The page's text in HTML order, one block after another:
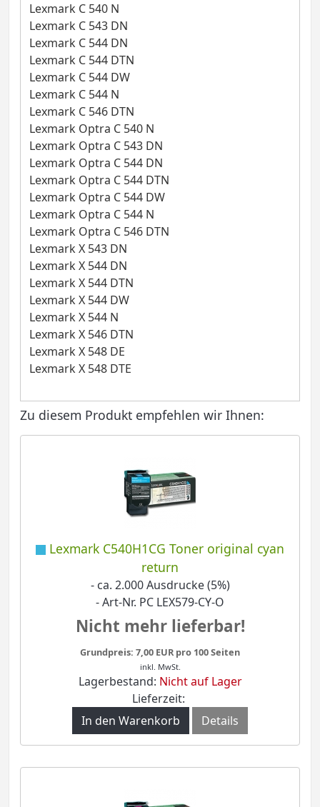
Lexmark C 540 N
Lexmark C 543 DN
Lexmark C 544 DN
Lexmark C 544 DTN
Lexmark C 544 DW
Lexmark C 544 N
Lexmark C 546 DTN
Lexmark Optra C 540 N
Lexmark Optra C 543 DN
Lexmark Optra C 544 DN
Lexmark Optra C 544 DTN
Lexmark Optra C 544 DW
Lexmark Optra C 544 N
Lexmark Optra C 546 DTN
Lexmark X 543 DN
Lexmark X 544 DN
Lexmark X 544 DTN
Lexmark X 544 DW
Lexmark X 544 N
Lexmark X 546 DTN
Lexmark X 548 DE
Lexmark X 548 DTE
Zu diesem Produkt empfehlen wir Ihnen:
Lexmark C540H1CG Toner original cyan
return
- ca. 2.000 Ausdrucke (5%)
- Art-Nr. PC LEX579-CY-O
Nicht mehr lieferbar!
Grundpreis: 7,00 EUR pro 100 Seiten
inkl. MwSt.
Lagerbestand: Nicht auf Lager
Lieferzeit:
In den Warenkorb
Details